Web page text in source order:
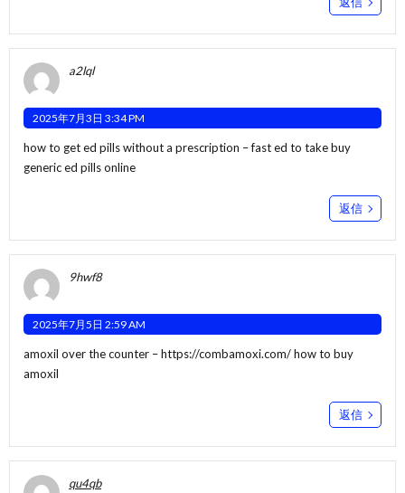
a2lql
2025年7月3日 3:34 PM
how to get ed pills without a prescription –fast ed to takebuy
generic ed pills online
返信
9hwf8
2025年7月5日 2:59 AM
amoxil over the counter –https://combamoxi.com/how to buy
amoxil
返信
qu4qb